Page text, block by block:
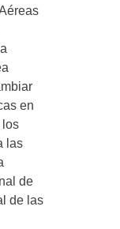
en
los
las
de
de las